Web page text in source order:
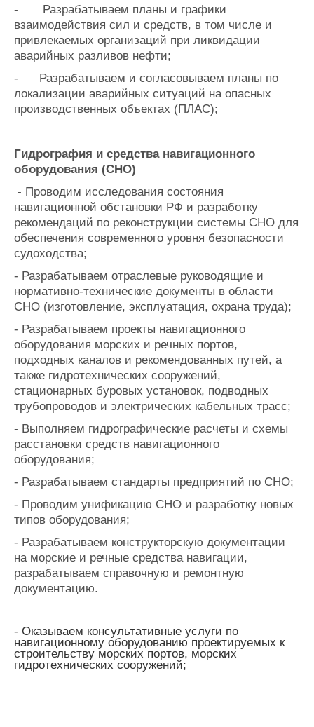
-
Разрабатываем планы и графики
взаимодействия сил и средств, в том числе и
привлекаемых организаций при ликвидации
аварийных разливов нефти;
-
Разрабатываем и согласовываем планы по
локализации аварийных ситуаций на опасных
производственных объектах (ПЛАС);
Гидрография и средства навигационного
оборудования (СНО)
- Проводим исследования состояния
навигационной обстановки РФ и разработку
рекомендаций по реконструкции системы СНО для
обеспечения современного уровня безопасности
судоходства;
- Разрабатываем отраслевые руководящие и
нормативно-технические документы в области
СНО (изготовление, эксплуатация, охрана труда);
- Разрабатываем проекты навигационного
оборудования морских и речных портов,
подходных каналов и рекомендованных путей, а
также гидротехнических сооружений,
стационарных буровых установок, подводных
трубопроводов и электрических кабельных трасс;
- Выполняем гидрографические расчеты и схемы
расстановки средств навигационного
оборудования;
- Разрабатываем стандарты предприятий по СНО;
- Проводим унификацию СНО и разработку новых
типов оборудования;
- Разрабатываем конструкторскую документации
на морские и речные средства навигации,
разрабатываем справочную и ремонтную
документацию.
- Оказываем консультативные услуги по
навигационному оборудованию проектируемых к
строительству морских портов, морских
гидротехнических сооружений;